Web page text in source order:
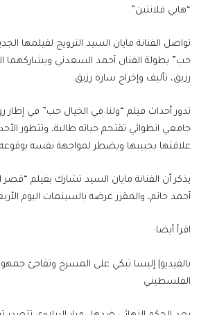
“هابي فلانتين”.
تواصل الفنانة مايان السيد الترويج لفيلمها
حب” بطولة الفنان أحمد السعدني ويشاركهما
رزيق، تأليف وإخراج سارة رزيق.
تدور أحداث فيلم “ولنا في الخيال حب” في
جامعي انطوائي تقتحم حياته طالبة، وتتطور
علاقتها بحبيبها ويضطر لمواجهة نفسه
يذكر أن الفنانة مايان السيد تشارك بفيلم “قصر
أحمد حاتم، والمقرر عرضه بالسينمات اليوم
اقرأ أيضا:
بالفيديو| إليسا تبكي على المسرح وتفاجئ
الفلسطيني